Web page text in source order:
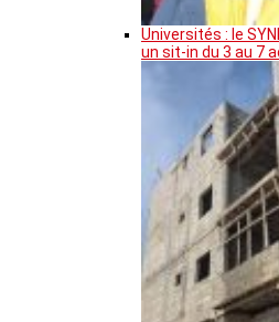
Universités : le
un sit-in du 3 au 7